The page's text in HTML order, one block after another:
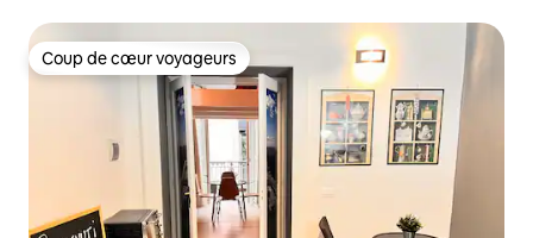
Coup de cœur voyageurs
Coup de cœur voyageurs